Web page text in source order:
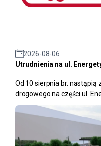
2026-08-06
Utrudnienia na ul.
Od 10 sierpnia br. nastąpią
drogowego na części ul.